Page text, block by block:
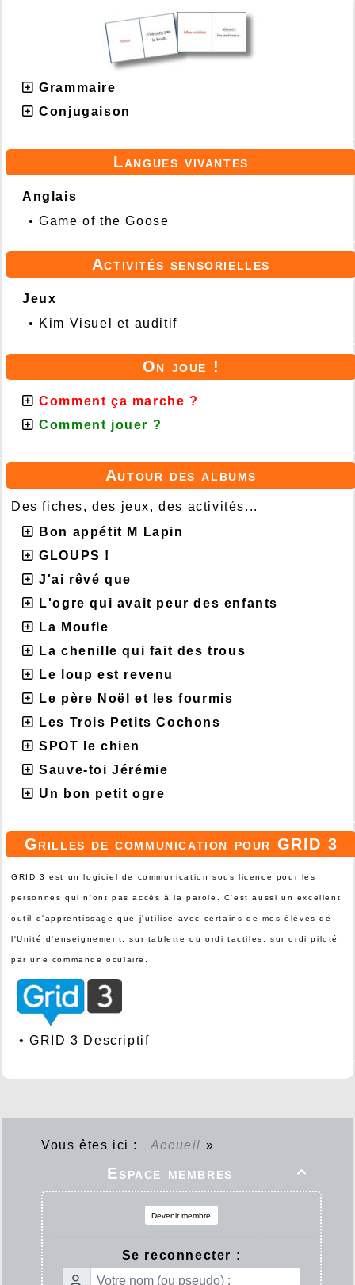
Grammaire
Conjugaison
Langues vivantes
Anglais
•Game of the Goose
Activités sensorielles
Jeux
• Kim Visuel et auditif
On joue !
Comment ça marche ?
Comment jouer ?
Autour des albums
Des fiches, des jeux, des activités...
Bon appétit M Lapin
GLOUPS !
J'ai rêvé que
L'ogre qui avait peur des enfants
La Moufle
La chenille qui fait des trous
Le loup est revenu
Le père Noël et les fourmis
Les Trois Petits Cochons
SPOT le chien
Sauve-toi Jérémie
Un bon petit ogre
Grilles de communication pour GRID 3
GRID 3 est un logiciel de communication sous licence pour les
personnes qui n'ont pas accès à la parole. C'est aussi un excellent
outil d'apprentissage que j'utilise avec certains de mes élèves de
l'Unité d'enseignement, sur tablette ou ordi tactiles, sur ordi piloté
par une commande oculaire.
•GRID 3 Descriptif
Vous êtes ici : Accueil »

Espace membres
Devenir membre
Se reconnecter :